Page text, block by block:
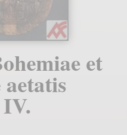
et